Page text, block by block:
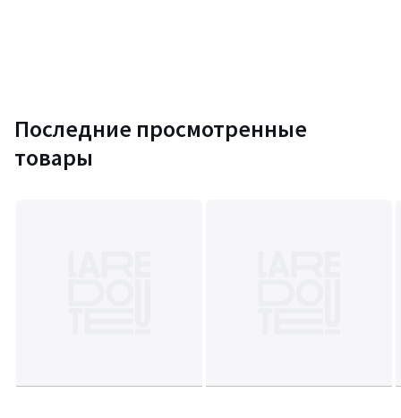
Последние просмотренные
товары